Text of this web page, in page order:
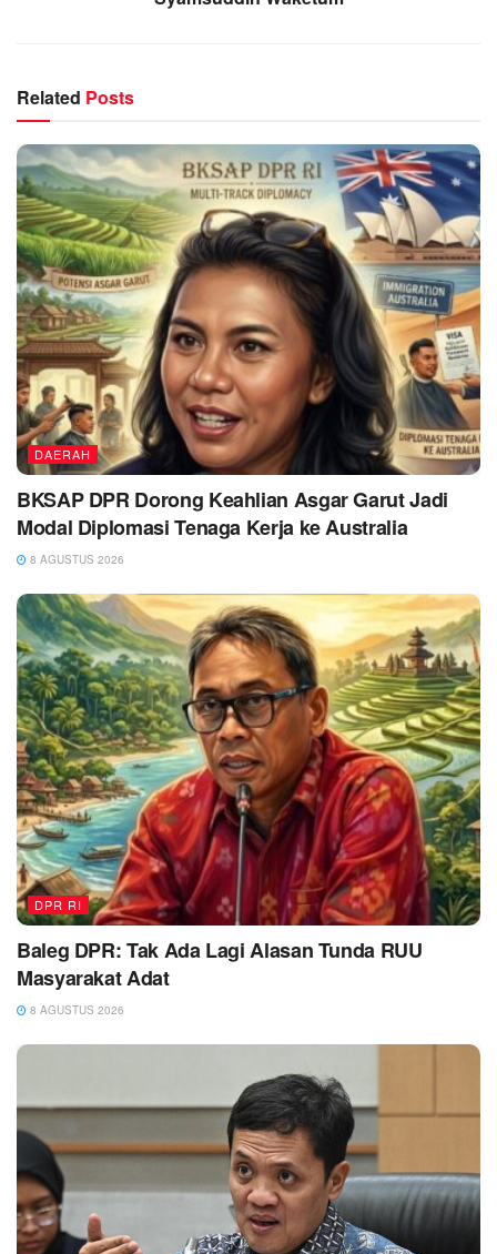
Related Posts
DAERAH
BKSAP DPR Dorong Keahlian Asgar Garut Jadi
Modal Diplomasi Tenaga Kerja ke Australia
8 AGUSTUS 2026
DPR RI
Baleg DPR: Tak Ada Lagi Alasan Tunda RUU
Masyarakat Adat
8 AGUSTUS 2026